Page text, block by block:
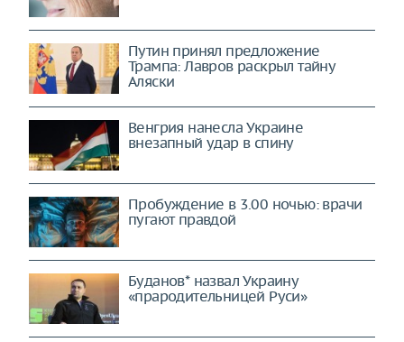
Путин принял предложение
Трампа: Лавров раскрыл тайну
Аляски
Венгрия нанесла Украине
внезапный удар в спину
Пробуждение в 3.00 ночью: врачи
пугают правдой
Буданов* назвал Украину
«прародительницей Руси»